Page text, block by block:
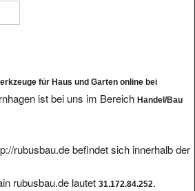
für Haus und Garten online bei
ist bei uns im Bereich Handel/Bau
rubusbau.de befindet sich innerhalb der
rubusbau.de lautet 31.172.84.252.